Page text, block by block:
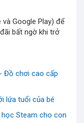
và Google Play) để
bất ngờ khi trở
Đồ chơi cao cấp
lứa tuổi của bé
Steam cho con